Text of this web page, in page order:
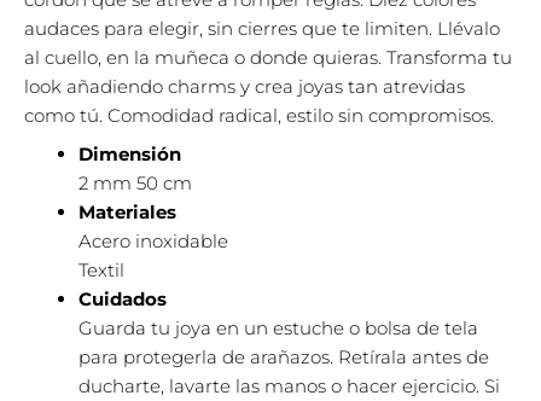
audaces para elegir, sin cierres que te limiten. Llévalo
al cuello, en la muñeca o donde quieras. Transforma tu
look añadiendo charms y crea joyas tan atrevidas
como tú. Comodidad radical, estilo sin compromisos.
Dimensión
2 mm 50 cm
Materiales
Acero inoxidable
Textil
Cuidados
Guarda tu joya en un estuche o bolsa de tela
para protegerla de arañazos. Retírala antes de
ducharte, lavarte las manos o hacer ejercicio. Si